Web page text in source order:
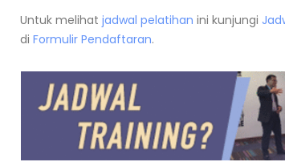
Untuk melihat jadwal pelatihan ini kunjungi
di Formulir Pendaftaran.